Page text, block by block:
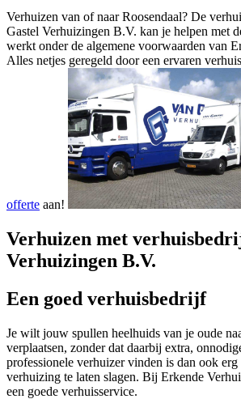
Verhuizen van of naar Roosendaal? De
Gastel Verhuizingen B.V. kan je helpen met
werkt onder de algemene voorwaarden van
Alles netjes geregeld door een ervaren
offerte aan!
Verhuizen met
Verhuizingen B.V.
Een goed verhuisbedrijf
Je wilt jouw spullen heelhuids van je oude
verplaatsen, zonder dat daarbij extra,
professionele verhuizer vinden is dan ook
verhuizing te laten slagen. Bij Erkende
een goede verhuisservice.